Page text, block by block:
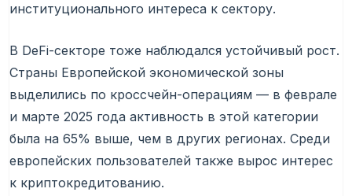
институционального интереса к сектору.
В DeFi-секторе тоже наблюдался устойчивый рост.
Страны Европейской экономической зоны
выделились по кроссчейн-операциям — в феврале
и марте 2025 года активность в этой категории
была на 65% выше, чем в других регионах. Среди
европейских пользователей также вырос интерес
к криптокредитованию.